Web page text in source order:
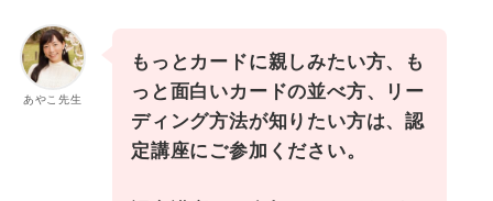
あやこ先生
もっとカードに親しみたい方、も
っと面白いカードの並べ方、リー
ディング方法が知りたい方は、認
定講座にご参加ください。